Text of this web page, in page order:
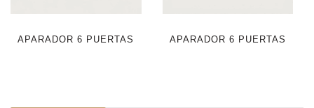
APARADOR 6 PUERTAS APARADOR 6 PUERTAS